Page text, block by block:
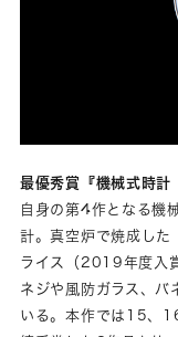
最優秀賞『機械式時計
自身の第4作となる機
計。真空炉で焼成した
ライス（2019年度入
ネジや風防ガラス、バ
いる。本作では15、